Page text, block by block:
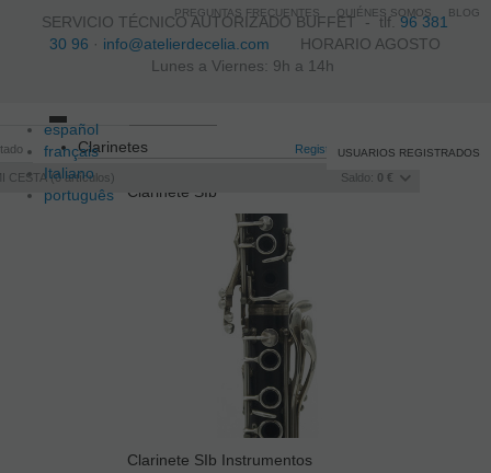
SERVICIO TÉCNICO AUTORIZADO BUFFET -tlf.96 381
30 96 · info@atelierdecelia.com HORARIO AGOSTO
Lunes a Viernes: 9h a 14h
español
français
Italiano
português
Registro /Iniciar sesión
CESTA 0artículos Saldo: 0 €
USUARIOS REGISTRADOS
Toggle
navigation
Clarinetes
Clarinete SIb
Clarinete SIb Instrumentos
PREGUNTAS FRECUENTES QUIÉNES SOMOS BLOG